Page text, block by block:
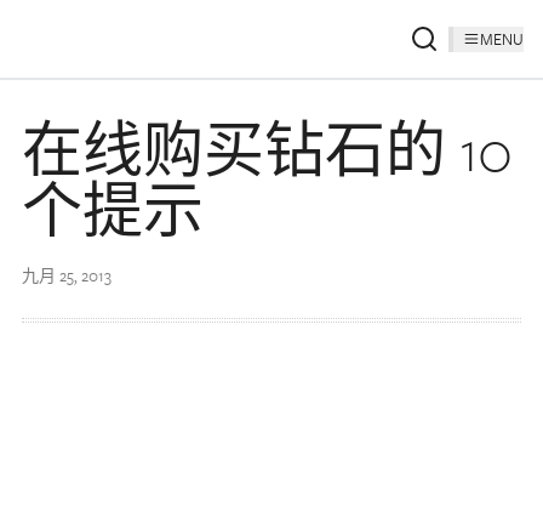
MENU
在线购买钻石的 10
个提示
九月 25, 2013